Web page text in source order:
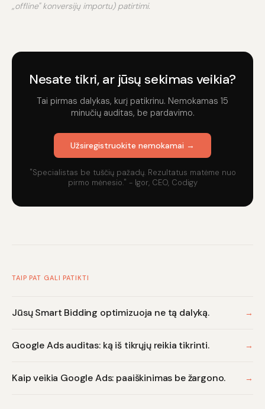
„offline" konversijų importu) patirtimi.
Nesate tikri, ar jūsų sekimas veikia?
Tai pirmas dalykas, kurį patikrinu. Nemokamas 15
minučių auditas, be pardavimo.
Užsiregistruokite nemokamai →
"Specialistas be tuščių pažadų. Rezultatus matėme nuo
pirmo mėnesio." - Igor, CEO, Codigy
TAIP PAT GALI PATIKTI
Jūsų Smart Bidding optimizuoja ne tą dalyką. →
Google Ads auditas: ką iš tikrųjų reikia tikrinti. →
Kaip veikia Google Ads: paaiškinimas be žargono. →